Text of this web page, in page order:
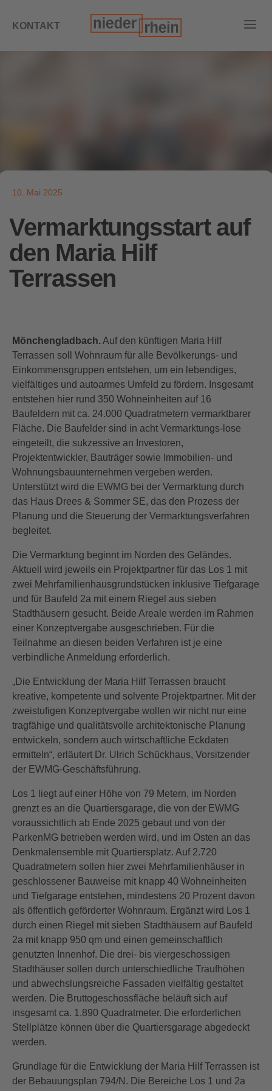
KONTAKT
10. Mai 2025
Vermarktungsstart auf
den Maria Hilf
Terrassen
Mönchengladbach.Auf den künftigen Maria Hilf
Terrassen soll Wohnraum für alle Bevölkerungs- und
Einkommensgruppen entstehen, um ein lebendiges,
vielfältiges und autoarmes Umfeld zu fördern. Insgesamt
entstehen hier rund 350 Wohneinheiten auf 16
Baufeldern mit ca. 24.000 Quadratmetern vermarktbarer
Fläche. Die Baufelder sind in acht Vermarktungs-lose
eingeteilt, die sukzessive an Investoren,
Projektentwickler, Bauträger sowie Immobilien- und
Wohnungsbauunternehmen vergeben werden.
Unterstützt wird die EWMG bei der Vermarktung durch
das Haus Drees & Sommer SE, das den Prozess der
Planung und die Steuerung der Vermarktungsverfahren
begleitet.
Die Vermarktung beginnt im Norden des Geländes.
Aktuell wird jeweils ein Projektpartner für das Los 1 mit
zwei Mehrfamilienhausgrundstücken inklusive Tiefgarage
und für Baufeld 2a mit einem Riegel aus sieben
Stadthäusern gesucht. Beide Areale werden im Rahmen
einer Konzeptvergabe ausgeschrieben. Für die
Teilnahme an diesen beiden Verfahren ist je eine
verbindliche Anmeldung erforderlich.
„Die Entwicklung der Maria Hilf Terrassen braucht
kreative, kompetente und solvente Projektpartner. Mit der
zweistufigen Konzeptvergabe wollen wir nicht nur eine
tragfähige und qualitätsvolle architektonische Planung
entwickeln, sondern auch wirtschaftliche Eckdaten
ermitteln“, erläutert Dr. Ulrich Schückhaus, Vorsitzender
der EWMG-Geschäftsführung.
Los 1 liegt auf einer Höhe von 79 Metern, im Norden
grenzt es an die Quartiersgarage, die von der EWMG
voraussichtlich ab Ende 2025 gebaut und von der
ParkenMG betrieben werden wird, und im Osten an das
Denkmalensemble mit Quartiersplatz. Auf 2.720
Quadratmetern sollen hier zwei Mehrfamilienhäuser in
geschlossener Bauweise mit knapp 40 Wohneinheiten
und Tiefgarage entstehen, mindestens 20 Prozent davon
als öffentlich geförderter Wohnraum. Ergänzt wird Los 1
durch einen Riegel mit sieben Stadthäusern auf Baufeld
2a mit knapp 950 qm und einen gemeinschaftlich
genutzten Innenhof. Die drei- bis viergeschossigen
Stadthäuser sollen durch unterschiedliche Traufhöhen
und abwechslungsreiche Fassaden vielfältig gestaltet
werden. Die Bruttogeschossfläche beläuft sich auf
insgesamt ca. 1.890 Quadratmeter. Die erforderlichen
Stellplätze können über die Quartiersgarage abgedeckt
werden.
Grundlage für die Entwicklung der Maria Hilf Terrassen ist
der Bebauungsplan 794/N. Die Bereiche Los 1 und 2a